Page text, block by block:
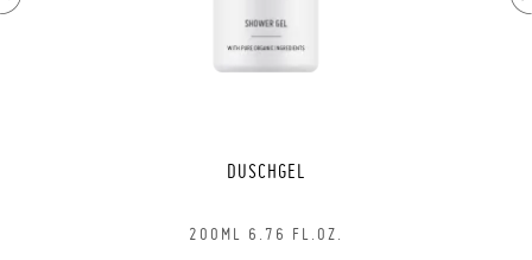
DUSCHGEL
200ML 6.76 FL.OZ.